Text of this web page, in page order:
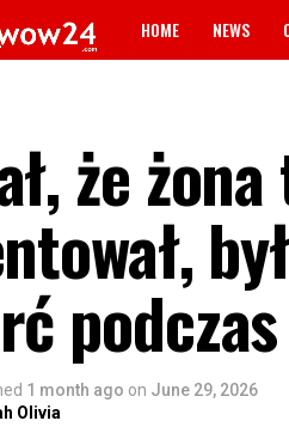
HOME NEWS
że
1 month ago on June 29, 2026
Olivia